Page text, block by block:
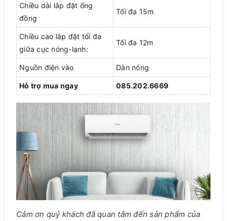
Chiều dài lắp đặt ống
đồng
Tối đa 15m
Chiều cao lắp đặt tối đa
giữa cục nóng-lạnh:
Tối đa 12m
Nguồn điện vào Dàn nóng
Hỗ trợ mua ngay 085.202.6669
Cảm ơn quý khách đã quan tâm đến sản phẩm của